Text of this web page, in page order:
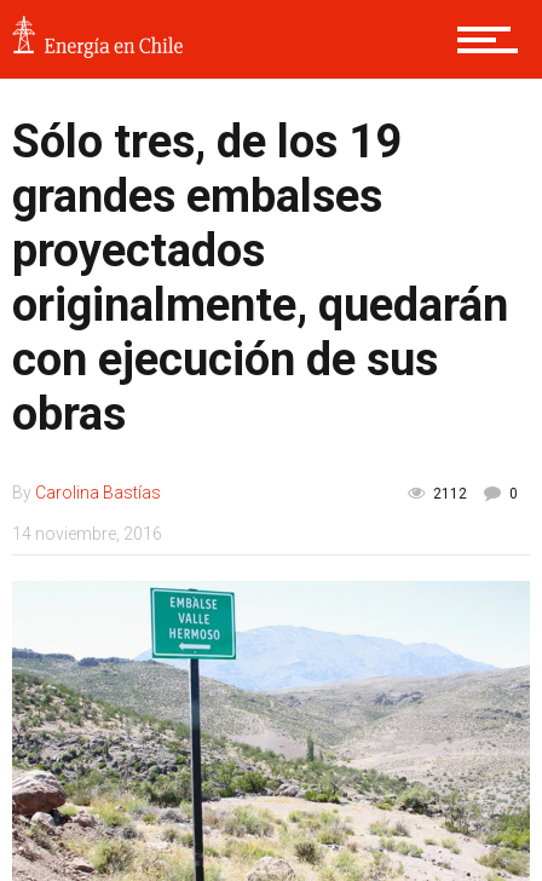
Sólo tres, de los 19
grandes embalses
proyectados
originalmente, quedarán
con ejecución de sus
obras
By Carolina Bastías
14 noviembre, 2016
2112 0